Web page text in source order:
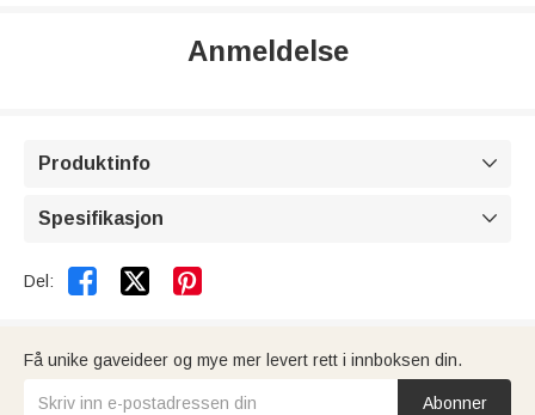
Anmeldelse
Produktinfo 
Spesifikasjon 
Del:  
Få unike gaveideer og mye mer levert rett i innboksen din.
Abonner